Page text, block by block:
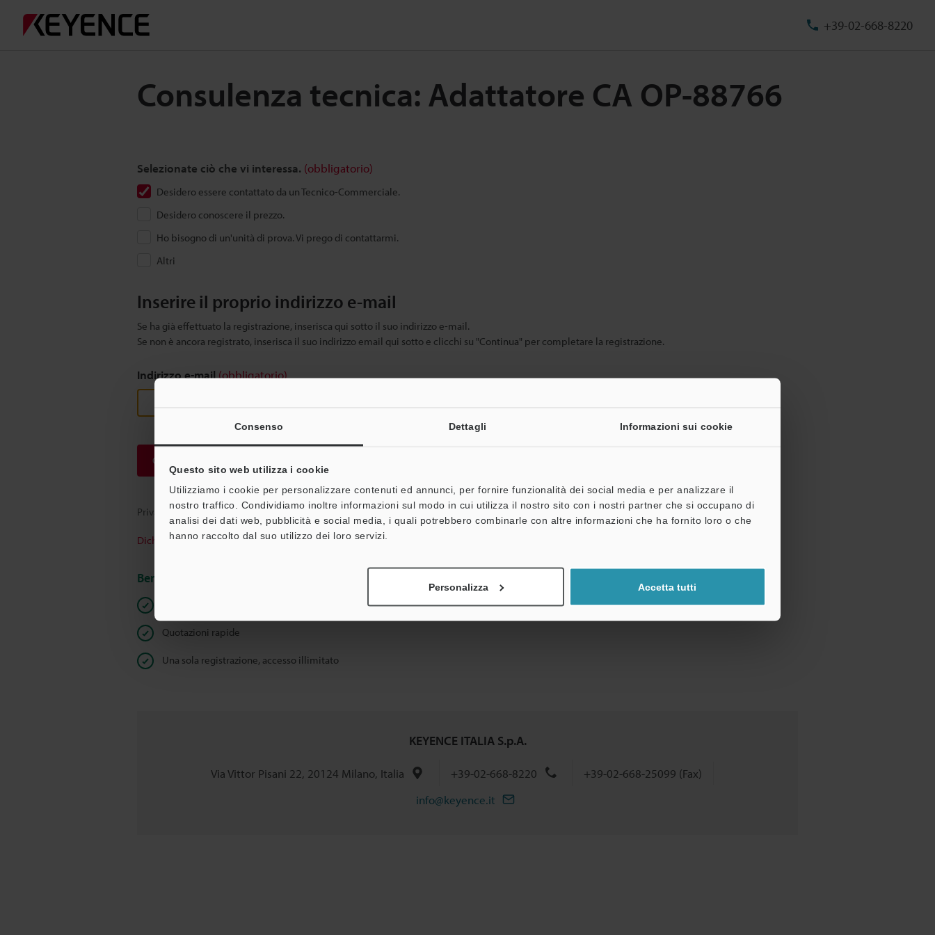
Consenso Dettagli Informazioni sui cookie
Questo sito web utilizza i cookie
Utilizziamo i cookie per personalizzare contenuti ed annunci, per fornire funzionalità dei social media e per analizzare il
nostro traffico. Condividiamo inoltre informazioni sul modo in cui utilizza il nostro sito con i nostri partner che si occupano di
analisi dei dati web, pubblicità e social media, i quali potrebbero combinarle con altre informazioni che ha fornito loro o che
hanno raccolto dal suo utilizzo dei loro servizi.
Personalizza Accetta tutti
+39-02-668-8220
Consulenza tecnica: Adattatore CA OP-88766
Selezionate ciò che vi interessa. (obbligatorio)
Desidero essere contattato da un Tecnico-Commerciale.
Desidero conoscere il prezzo.
Ho bisogno di un'unità di prova. Vi prego di contattarmi.
Altri
Inserire il proprio indirizzo e-mail
Se ha già effettuato la registrazione, inserisca qui sotto il suo indirizzo e-mail.
Se non è ancora registrato, inserisca il suo indirizzo email qui sotto e clicchi su "Continua" per completare la registrazione.
Indirizzo e-mail(obbligatorio)
Continua
Privacy garantita al 100% - le informazioni personali non saranno mai condivise.
Dichiarazione sulla privacy
Benefici per gli iscritti
Quotazioni rapide
Una sola registrazione, accesso illimitato
KEYENCE ITALIA S.p.A.
Via Vittor Pisani 22, 20124 Milano, Italia +39-02-668-8220
+39-02-668-25099 (Fax)
info@keyence.it